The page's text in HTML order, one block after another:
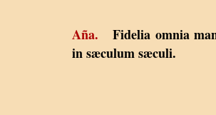
Aña. Fidelia omnia
in sæculum sæculi.